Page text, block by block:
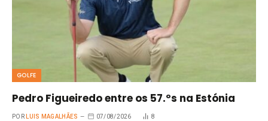
GOLFE
Pedro Figueiredo entre os 57.ºs na Estónia
POR LUIS MAGALHÃES 07/08/2026 8